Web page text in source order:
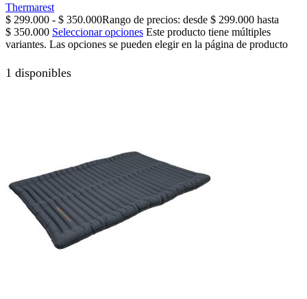
Thermarest
$ 299.000 - $ 350.000Rango de precios: desde $ 299.000 hasta
$ 350.000 Seleccionar opciones Este producto tiene múltiples
variantes. Las opciones se pueden elegir en la página de producto
1 disponibles